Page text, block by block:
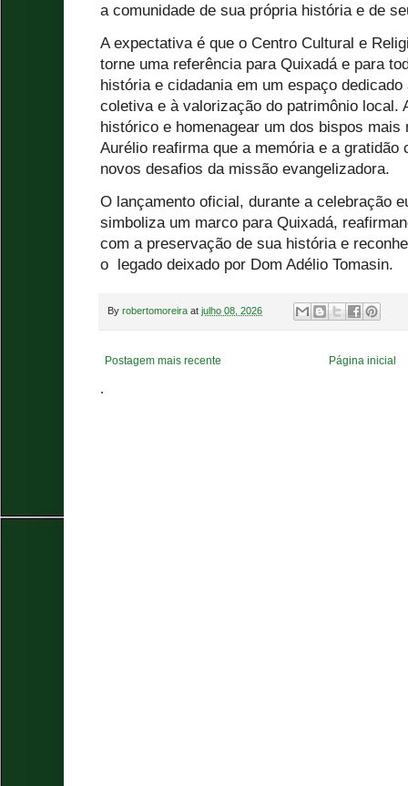
a comunidade de sua própria história e de
A expectativa é que o Centro Cultural e
torne uma referência para Quixadá e para
história e cidadania em um espaço
coletiva e à valorização do patrimônio local.
histórico e homenagear um dos bispos
Aurélio reafirma que a memória e a gratidão
novos desafios da missão evangelizadora.
O lançamento oficial, durante a celebração
simboliza um marco para Quixadá,
com a preservação de sua história e
o legado deixado por Dom Adélio Tomasin.
By robertomoreira at julho 08, 2026
Postagem mais recente Página inicial
.